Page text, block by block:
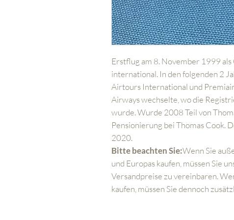
Erstflug am 8. November 1999
international. In den folgenden 2
Airtours International und
Airways wechselte, wo die
wurde. Wurde 2008 Teil von
Pensionierung bei Thomas Cook.
2020.
Bitte beachten Sie:Wenn Sie
und Europas kaufen, müssen Sie
Versandpreise zu vereinbaren.
kaufen, müssen Sie dennoch